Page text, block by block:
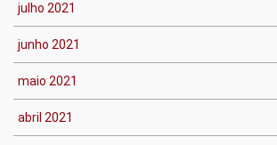
julho 2021
junho 2021
maio 2021
abril 2021